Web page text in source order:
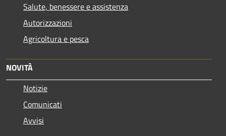
Salute, benessere e assistenza
Autorizzazioni
Agricoltura e pesca
NOVITÀ
Notizie
Comunicati
Avvisi